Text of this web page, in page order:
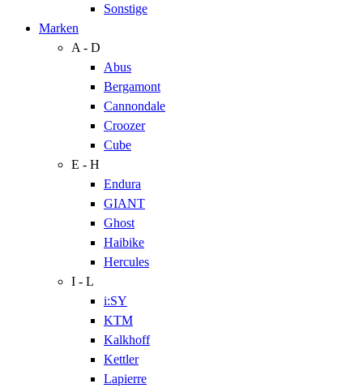
Sonstige
Marken
A - D
Abus
Bergamont
Cannondale
Croozer
Cube
E - H
Endura
GIANT
Ghost
Haibike
Hercules
I - L
i:SY
KTM
Kalkhoff
Kettler
Lapierre